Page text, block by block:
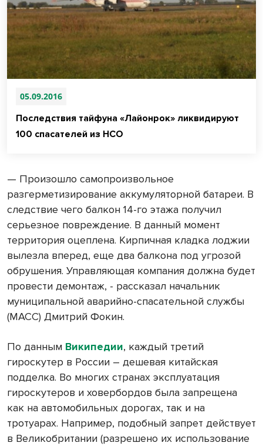
05.09.2016
Последствия тайфуна «Лайонрок» ликвидируют
100 спасателей из НСО
— Произошло самопроизвольное
разгерметизирование аккумуляторной батареи. В
следствие чего балкон 14-го этажа получил
серьезное повреждение. В данный момент
территория оцеплена. Кирпичная кладка лоджии
вылезла вперед, еще два балкона под угрозой
обрушения. Управляющая компания должна будет
провести демонтаж, - рассказал начальник
муниципальной аварийно-спасательной службы
(МАСС) Дмитрий Фокин.
По данным Википедии, каждый третий
гироскутер в России – дешевая китайская
подделка. Во многих странах эксплуатация
гироскутеров и ховербордов была запрещена
как на автомобильных дорогах, так и на
тротуарах. Например, подобный запрет действует
в Великобритании (разрешено их использование